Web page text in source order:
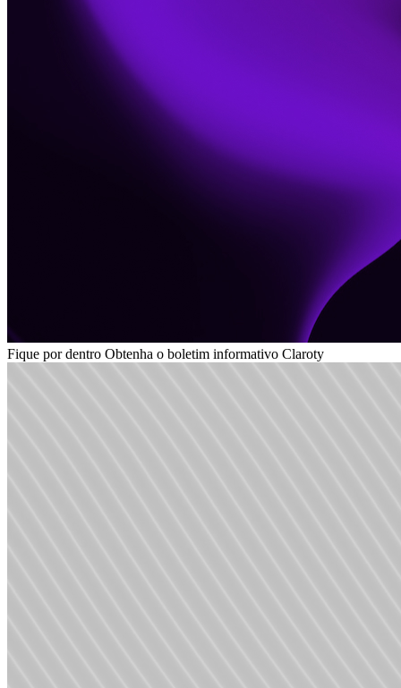
Fique por dentro Obtenha o boletim informativo Claroty